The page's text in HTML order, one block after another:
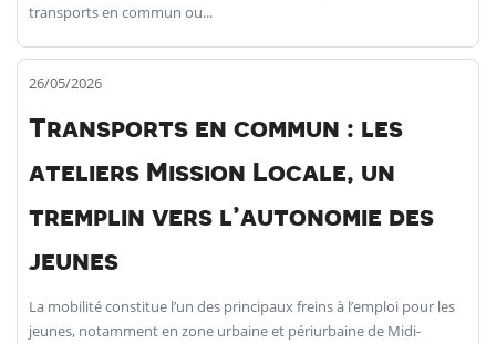
transports en commun ou...
26/05/2026
Transports en commun : les
ateliers Mission Locale, un
tremplin vers l’autonomie des
jeunes
La mobilité constitue l’un des principaux freins à l’emploi pour les
jeunes, notamment en zone urbaine et périurbaine de Midi-